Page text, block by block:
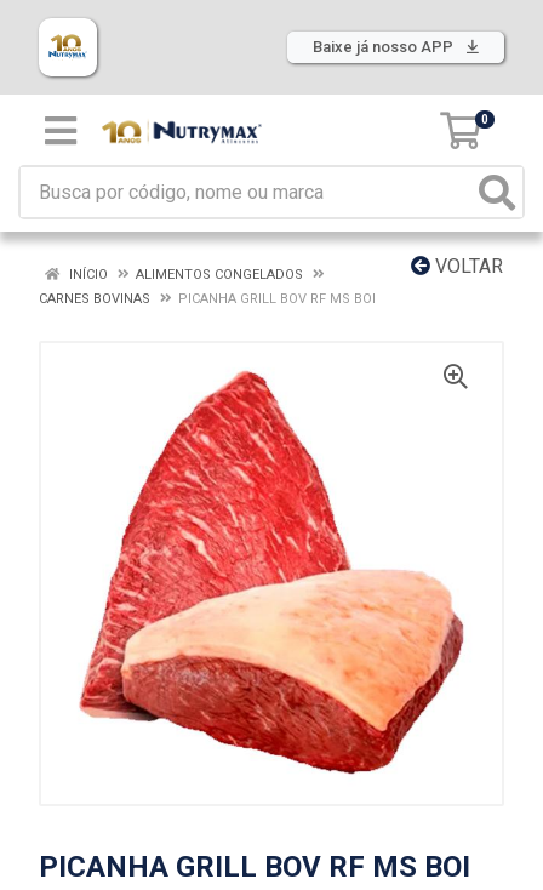
Baixe já nosso APP
0
VOLTAR
INÍCIO
ALIMENTOS CONGELADOS
CARNES BOVINAS
PICANHA GRILL BOV RF MS BOI
PICANHA GRILL BOV RF MS BOI